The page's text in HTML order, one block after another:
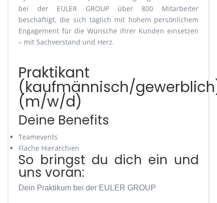
bei der EULER GROUP über 800 Mitarbeiter
beschäftigt, die sich täglich mit hohem persönlichem
Engagement für die Wünsche ihrer Kunden einsetzen
– mit Sachverstand und Herz.
Praktikant
(kaufmännisch/
(m/w/d)
Deine Benefits
Teamevents
Flache Hierarchien
So bringst du dich ein und
uns voran:
Dein Praktikum bei der EULER GROUP